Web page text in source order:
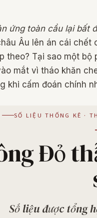
ứng toàn cầu lại bất
Âu lên án cái chết
theo? Tại sao một bộ
mắt vì tháo khăn
khi cấm đoán chính
SỐ LIỆU THỐNG KÊ ·
Đỏ
Số liệu được tổng